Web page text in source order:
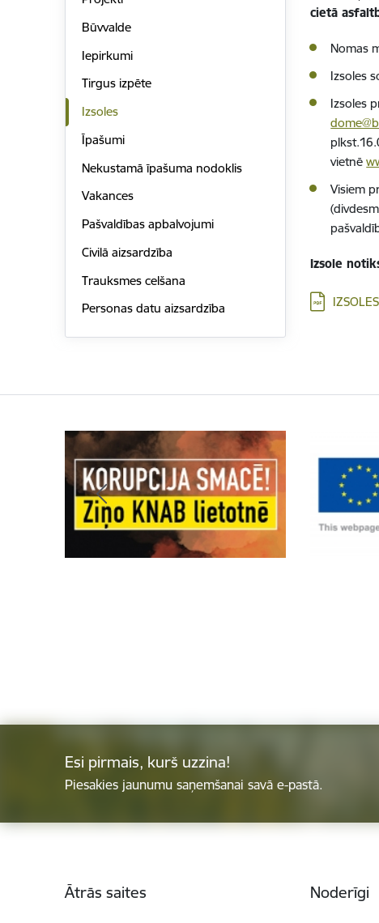
Būvvalde
Iepirkumi
Tirgus izpēte
Izsoles
Īpašumi
Nekustamā īpašuma nodoklis
Vakances
Pašvaldības apbalvojumi
Civilā aizsardzība
Trauksmes celšana
Personas datu aizsardzība
cietā
Nomas
Izsoles
Izsoles
vietnē
Visiem
Izsole
Lejupielādēt:
Esi pirmais, kurš uzzina!
Piesakies jaunumu saņemšanai savā e-pastā.
Ātrās saites Noderīgi